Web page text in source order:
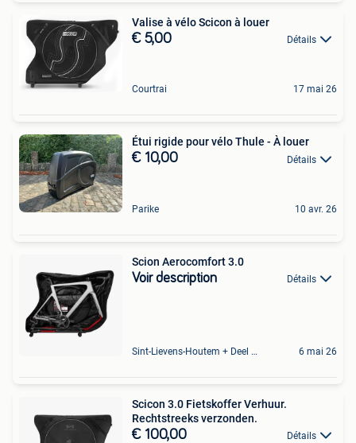
Valise à vélo Scicon à louer
€ 5,00 Détails
Courtrai 17 mai 26
Étui rigide pour vélo Thule - À louer
€ 10,00 Détails
Parike 10 avr. 26
Scion Aerocomfort 3.0
Voir description Détails
Sint-Lievens-Houtem + Deel Oombergen 6 mai 26
Scicon 3.0 Fietskoffer Verhuur.
Rechtstreeks verzonden.
€ 100,00 Détails